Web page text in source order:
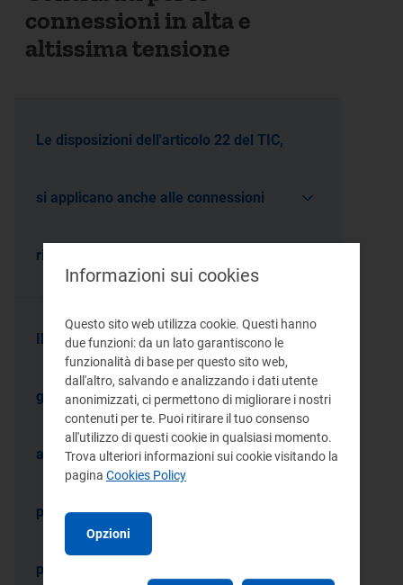
connessioni in alta e
altissima tensione
Le disposizioni dell'articolo 22 del TIC,
si applicano anche alle connessioni
richieste a Terna?
Il comma 22.3 del TIC prevede che il
gestore di rete debba indicare i costi
anticipati, dando evidenza della quota
parte non ancora coperta da contributi
pregressi. L'individuazione dei contributi
Informazioni sui cookies
Questo sito web utilizza cookie. Questi hanno
due funzioni: da un lato garantiscono le
funzionalità di base per questo sito web,
dall'altro, salvando e analizzando i dati utente
anonimizzati, ci permettono di migliorare i nostri
contenuti per te. Puoi ritirare il tuo consenso
all'utilizzo di questi cookie in qualsiasi momento.
Trova ulteriori informazioni sui cookie visitando la
pagina Cookies Policy
Opzioni